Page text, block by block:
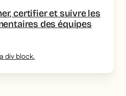
certifier et suivre les
des équipes
div block.